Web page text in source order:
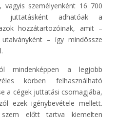
vagyis személyenként 16 700
juttatásként adhatóak a
hozzátartozóinak, amit –
– így mindössze
mindenképpen a legjobb
körben felhasználható
a cégek juttatási csomagjába,
ezek igénybevétele mellett.
szem előtt tartva kiemelten